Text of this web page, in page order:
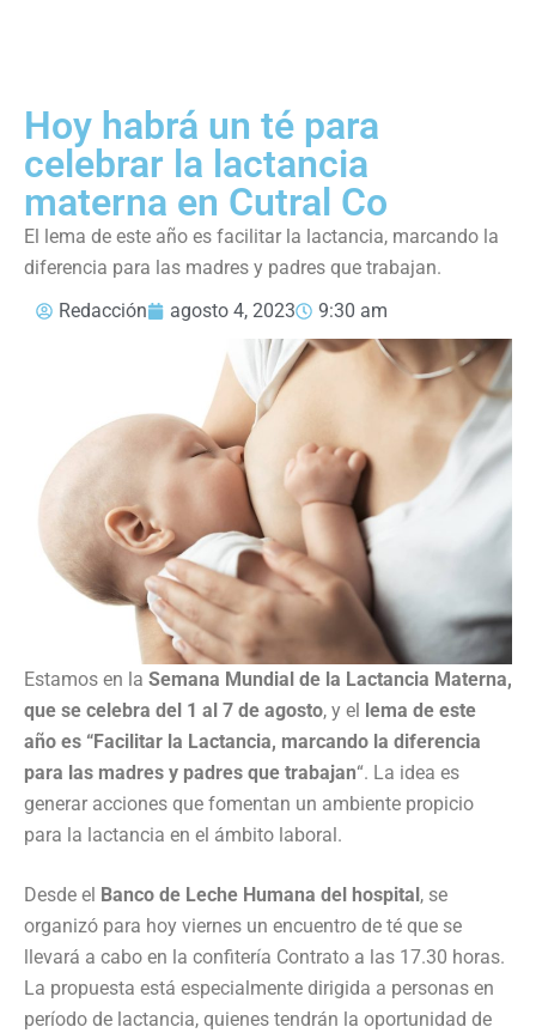
Hoy habrá un té para
celebrar la lactancia
materna en Cutral Co
El lema de este año es facilitar la lactancia, marcando la
diferencia para las madres y padres que trabajan.
Redacción
agosto 4, 2023 9:30 am
Estamos en la Semana Mundial de la Lactancia Materna,
que se celebra del 1 al 7 de agosto, y el
lema de este
año es “Facilitar la Lactancia, marcando la diferencia
para las madres y padres que trabajan“. La idea es
generar acciones que fomentan un ambiente propicio
para la lactancia en el ámbito laboral.
Desde el Banco de Leche Humana del hospital , se
organizó para hoy viernes un encuentro de té que se
llevará a cabo en la confitería Contrato a las 17.30 horas.
La propuesta está especialmente dirigida a personas en
período de lactancia, quienes tendrán la oportunidad de